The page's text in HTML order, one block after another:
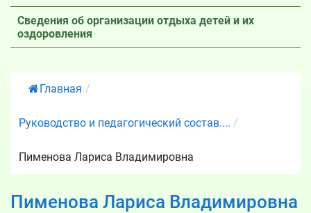
Сведения об организации отдыха детей и их
оздоровления
Главная /
Руководство и педагогический состав.... /
Пименова Лариса Владимировна
Пименова Лариса Владимировна